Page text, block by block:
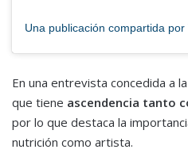
En una entrevista concedida a
que tiene ascendencia tanto
por lo que destaca la
nutrición como artista.